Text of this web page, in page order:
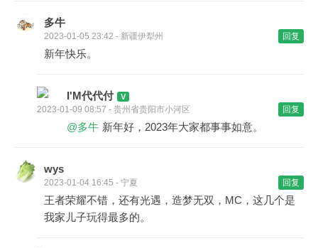
多牛
2023-01-05 23:42 - 新疆伊犁州 回复
新年快乐。
I'M代代付
2023-01-09 08:57 - 贵州省贵阳市小河区 回复
@多牛 新年好，2023年大家都事事如意。
wys
2023-01-04 16:45 - 宁夏 回复
王者荣耀不错，还有光遇，造梦无双，MC，这几个是
我家儿子玩得最多的。